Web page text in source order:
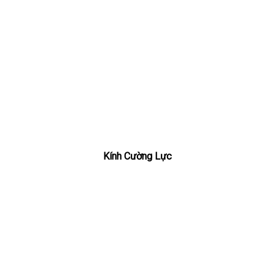
Kính Cường Lực